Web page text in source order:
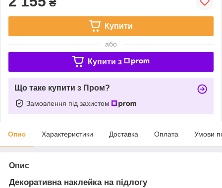
₴
Купити
або
Купити з
Що таке купити з Пром?
Замовлення під захистом
Опис Характеристики Доставка Оплата Умови
Опис
Декоративна наклейка на підлогу